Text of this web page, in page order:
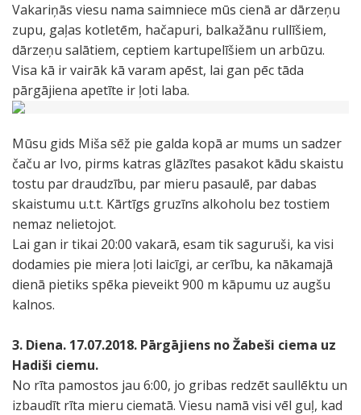
Vakariņās viesu nama saimniece mūs cienā ar dārzeņu
zupu, gaļas kotletēm, hačapuri, balkažānu rullīšiem,
dārzeņu salātiem, ceptiem kartupelīšiem un arbūzu.
Visa kā ir vairāk kā varam apēst, lai gan pēc tāda
pārgājiena apetīte ir ļoti laba.
Mūsu gids Miša sēž pie galda kopā ar mums un sadzer
čaču ar Ivo, pirms katras glāzītes pasakot kādu skaistu
tostu par draudzību, par mieru pasaulē, par dabas
skaistumu u.t.t. Kārtīgs gruzīns alkoholu bez tostiem
nemaz nelietojot.
Lai gan ir tikai 20:00 vakarā, esam tik saguruši, ka visi
dodamies pie miera ļoti laicīgi, ar cerību, ka nākamajā
dienā pietiks spēka pieveikt 900 m kāpumu uz augšu
kalnos.
3. Diena. 17.07.2018. Pārgājiens no Žabeši ciema uz
Hadiši ciemu.
No rīta pamostos jau 6:00, jo gribas redzēt saullēktu un
izbaudīt rīta mieru ciematā. Viesu namā visi vēl guļ, kad